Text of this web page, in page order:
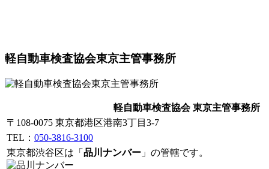
軽自動車検査協会東京主管事務所
軽自動車検査協会 東京主管事務所
〒108-0075 東京都港区港南3丁目3-7
TEL： 050-3816-3100
東京都渋谷区は「 品川ナンバー 」の管轄です。